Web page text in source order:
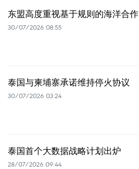
东盟高度重视基于规则的海洋合作
30/07/2026 08:55
泰国与柬埔寨承诺维持停火协议
30/07/2026 03:24
泰国首个大数据战略计划出炉
28/07/2026 09:44